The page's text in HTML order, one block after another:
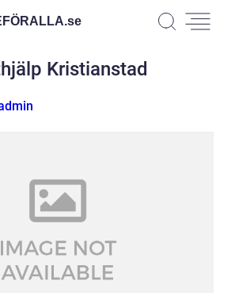
se
Kristianstad